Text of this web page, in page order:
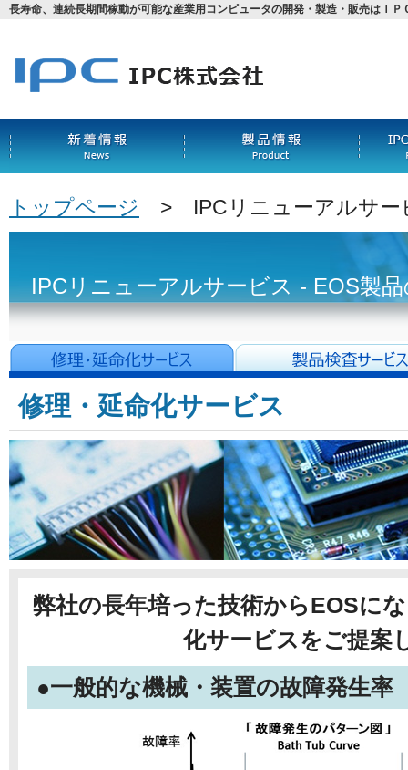
長寿命、連続長期間稼動が可能な産業用コンピュータの開発・製造・販売はＩＰ
トップページ > IPCリニューアルサー
IPCリニューアルサービス - EOS製
修理・延命化サービス
弊社の長年培った技術からEOSに
化サービスをご提案
●一般的な機械・装置の故障発生率